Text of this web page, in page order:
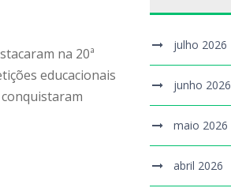
na 20ª
educacionais
julho 2026
junho 2026
maio 2026
abril 2026